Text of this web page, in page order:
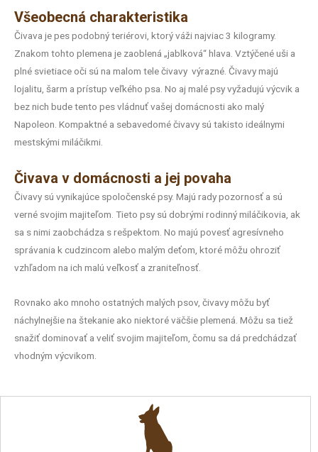
Všeobecná charakteristika
Čivava je pes podobný teriérovi, ktorý váži najviac 3 kilogramy.
Znakom tohto plemena je zaoblená „jablková“ hlava. Vztýčené uši a
plné svietiace oči sú na malom tele čivavy výrazné. Čivavy majú
lojalitu, šarm a prístup veľkého psa. No aj malé psy vyžadujú výcvik a
bez nich bude tento pes vládnuť vašej domácnosti ako malý
Napoleon. Kompaktné a sebavedomé čivavy sú takisto ideálnymi
mestskými miláčikmi.
Čivava v domácnosti a jej povaha
Čivavy sú vynikajúce spoločenské psy. Majú rady pozornosť a sú
verné svojim majiteľom. Tieto psy sú dobrými rodinný miláčikovia, ak
sa s nimi zaobchádza s rešpektom. No majú povesť agresívneho
správania k cudzincom alebo malým deťom, ktoré môžu ohroziť
vzhľadom na ich malú veľkosť a zraniteľnosť.
Rovnako ako mnoho ostatných malých psov, čivavy môžu byť
náchylnejšie na štekanie ako niektoré väčšie plemená. Môžu sa tiež
snažiť dominovať a veliť svojim majiteľom, čomu sa dá predchádzať
vhodným výcvikom.